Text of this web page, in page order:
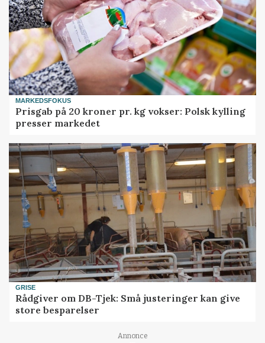
MARKEDSFOKUS
Prisgab på 20 kroner pr. kg vokser: Polsk kylling
presser markedet
GRISE
Rådgiver om DB-Tjek: Små justeringer kan give
store besparelser
Annonce